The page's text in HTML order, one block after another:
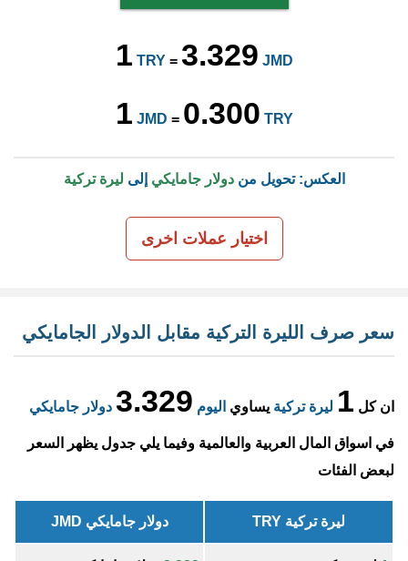
1 TRY= 3.329 JMD
1 JMD = 0.300 TRY
العكس: تحويل مندولار جامايكي إلى ليرة تركية
اختيار عملات اخرى
سعر صرف الليرة التركية مقابل الدولار الجامايكي
ان كل 1 ليرة تركية يساوي اليوم 3.329 دولار جامايكي
في اسواق المال العربية والعالمية وفيما يلي جدول يظهر السعر
لبعض الفئات
ليرة تركية TRY دولار جامايكي JMD